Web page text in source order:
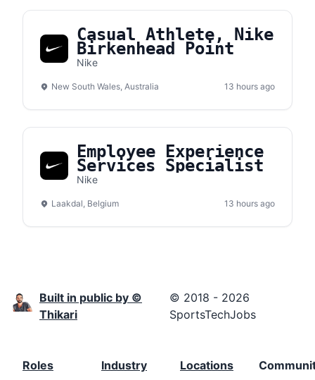
Casual Athlete, Nike
Birkenhead Point
Nike
New South Wales, Australia 13 hours ago
Employee Experience
Services Specialist
Nike
Laakdal, Belgium 13 hours ago
Built in public by ©
Thikari
© 2018 - 2026
SportsTechJobs
Roles
Industry
Locations